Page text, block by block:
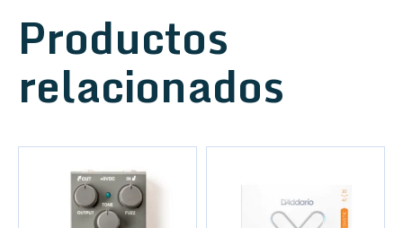
Productos
relacionados